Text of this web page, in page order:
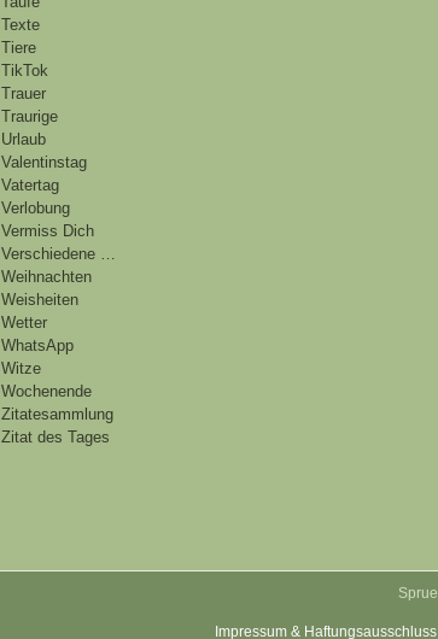
Texte
Tiere
TikTok
Trauer
Traurige
Urlaub
Valentinstag
Vatertag
Verlobung
Vermiss Dich
Verschiedene …
Weihnachten
Weisheiten
Wetter
WhatsApp
Witze
Wochenende
Zitatesammlung
Zitat des Tages
Impressum &